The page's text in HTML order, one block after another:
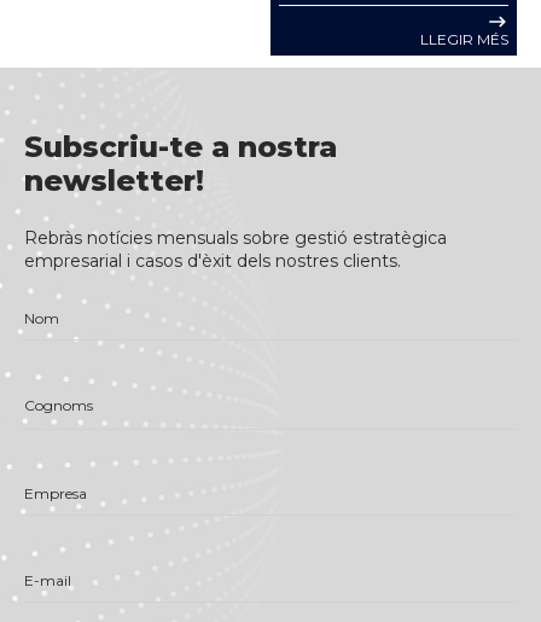
LLEGIR MÉS
Subscriu-te a nostra
newsletter!
Rebràs notícies mensuals sobre gestió estratègica
empresarial i casos d'èxit dels nostres clients.
Nom
Cognoms
Empresa
E-mail